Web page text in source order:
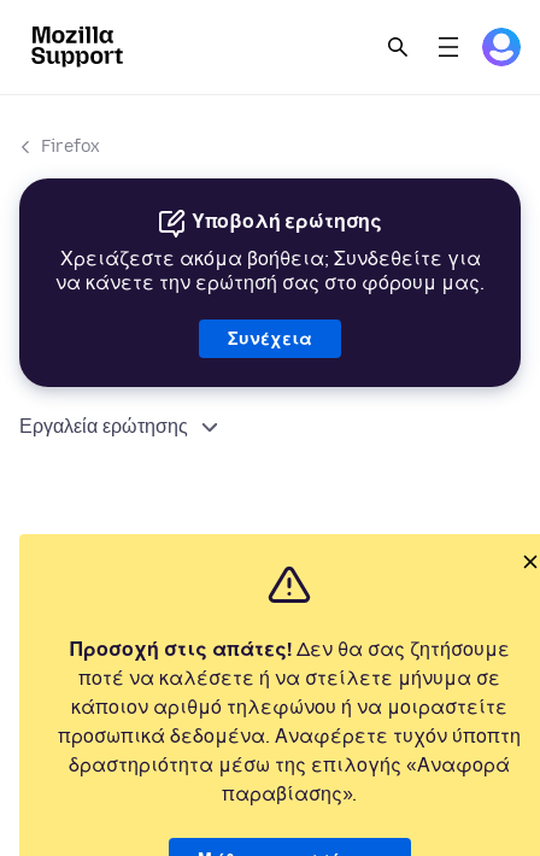
Firefox
Υποβολή ερώτησης
Χρειάζεστε ακόμα βοήθεια; Συνδεθείτε για
να κάνετε την ερώτησή σας στο φόρουμ μας.
Συνέχεια
Εργαλεία ερώτησης
Προσοχή στις απάτες!Δεν θα σας ζητήσουμε
ποτέ να καλέσετε ή να στείλετε μήνυμα σε
κάποιον αριθμό τηλεφώνου ή να μοιραστείτε
προσωπικά δεδομένα. Αναφέρετε τυχόν ύποπτη
δραστηριότητα μέσω της επιλογής «Αναφορά
παραβίασης».